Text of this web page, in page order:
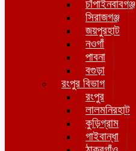
চাঁপাইনবাবগঞ্জ
সিরাজগঞ্জ
জয়পুরহাট
নওগাঁ
পাবনা
বগুড়া
রংপুর বিভাগ
রংপুর
লালমনিরহাট
কুড়িগ্রাম
গাইবান্ধা